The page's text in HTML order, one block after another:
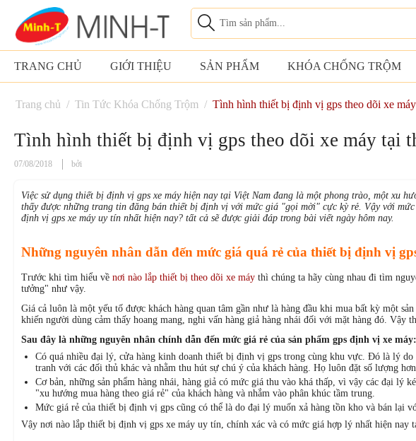
TRANG CHỦ GIỚI THIỆU SẢN PHẨM KHÓA CHỐNG TRỘM
Trang chủ / Tin Tức Khóa Chống Trộm / Tình hình thiết bị định vị gps theo dõi xe
Tình hình thiết bị định vị gps theo dõi xe máy tại
07/08/2018 bởi
Việc sử dụng thiết bị định vị gps xe máy hiện nay tại Việt Nam đang là một phong trào, một xu
thấy được những trang tin đăng bán thiết bị định vị với mức giá "gọi mời" cực kỳ rẻ. Vậy với
định vị gps xe máy uy tín nhất hiện nay? tất cả sẽ được giải đáp trong bài viết ngày hôm nay.
Những nguyên nhân dẫn đến mức giá quá rẻ của thiết bị định vị
Trước khi tìm hiểu về nơi nào lắp thiết bị theo dõi xe máy thì chúng ta hãy cùng nhau đi tìm
tưởng" như vậy.
Giá cả luôn là một yếu tố được khách hàng quan tâm gần như là hàng đầu khi mua bất kỳ một
khiến người dùng cảm thấy hoang mang, nghi vấn hàng giả hàng nhái đối với mặt hàng đó. Vậy
Sau đây là những nguyên nhân chính dẫn đến mức giá rẻ của sản phẩm gps định vị xe máy:
Có quá nhiều đại lý, cửa hàng kinh doanh thiết bị định vị gps trong cùng khu vực. Đó là lý do
tranh với các đối thủ khác và nhằm thu hút sự chú ý của khách hàng. Họ luôn đặt số lượng hơn
Cơ bản, những sản phẩm hàng nhái, hàng giả có mức giá thu vào khá thấp, vì vậy các đại
"xu hướng mua hàng theo giá rẻ" của khách hàng và nhắm vào phân khúc tầm trung.
Mức giá rẻ của thiết bị định vị gps cũng có thể là do đại lý muốn xả hàng tồn kho và bán lại
Vậy nơi nào lắp thiết bị định vị gps xe máy uy tín, chính xác và có mức giá hợp lý nhất hiện nay